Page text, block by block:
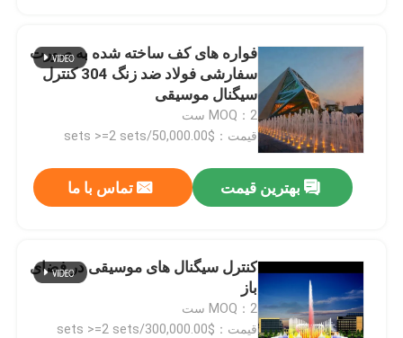
خانه
فواره های کف ساخته شده به صورت
سفارشی فولاد ضد زنگ 304 کنترل
سیگنال موسیقی
MOQ：2 ست
قیمت：$50,000.00/sets >=2 sets
بهترین قیمت تماس با ما
کنترل سیگنال های موسیقی در فضای
باز
MOQ：2 ست
قیمت：$300,000.00/sets >=2 sets